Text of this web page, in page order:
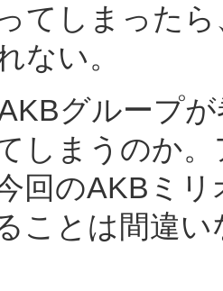
てしまった
ない。
グループ
しまうのか
回のAKBミ
ことは間違い